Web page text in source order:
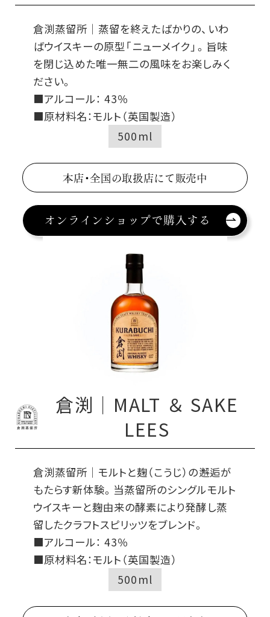
倉渕蒸留所｜蒸留を終えたばかりの、いわ
ばウイスキーの原型「ニューメイク」。旨味
を閉じ込めた唯一無二の風味をお楽しみく
ださい。
■アルコール： 43％
■原材料名：モルト（英国製造）
500ml
本店・全国の取扱店にて販売中
オンラインショップで購入する
倉渕｜MALT ＆ SAKE
LEES
倉渕蒸留所｜モルトと麹（こうじ）の邂逅が
もたらす新体験。当蒸留所のシングルモルト
ウイスキーと麹由来の酵素により発酵し蒸
留したクラフトスピリッツをブレンド。
■アルコール： 43％
■原材料名：モルト（英国製造）
500ml